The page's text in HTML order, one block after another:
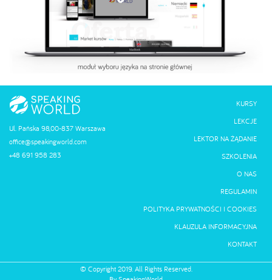
Ul. Pańska 98,00-837 Warszawa
office@speakingworld.com
+48 691 958 283
KURSY
LEKCJE
LEKTOR NA ŻĄDANIE
SZKOLENIA
O NAS
REGULAMIN
POLITYKA PRYWATNOŚCI I COOKIES
KLAUZULA INFORMACYJNA
KONTAKT
© Copyright 2019.All Rights Reserved.